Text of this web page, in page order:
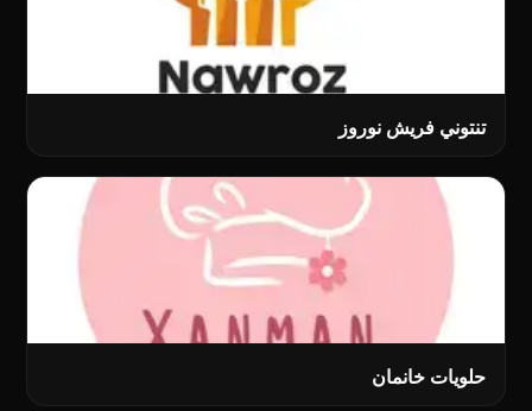
تنتوني فریش نوروز
حلویات خانمان